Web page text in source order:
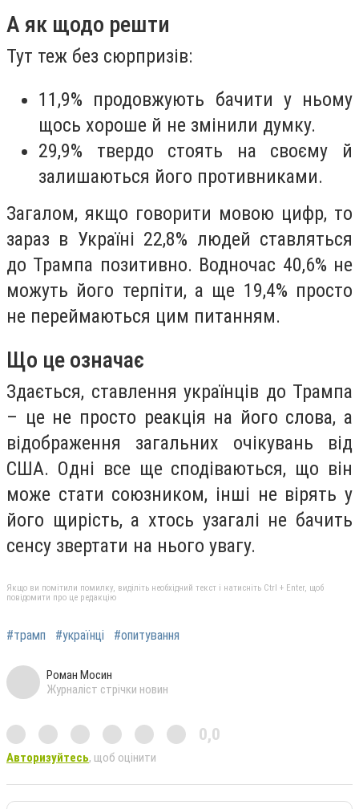
А як щодо решти
Тут теж без сюрпризів:
11,9% продовжують бачити у ньому
щось хороше й не змінили думку.
29,9% твердо стоять на своєму й
залишаються його противниками.
Загалом, якщо говорити мовою цифр, то
зараз в Україні 22,8% людей ставляться
до Трампа позитивно. Водночас 40,6% не
можуть його терпіти, а ще 19,4% просто
не переймаються цим питанням.
Що це означає
Здається, ставлення українців до Трампа
– це не просто реакція на його слова, а
відображення загальних очікувань від
США. Одні все ще сподіваються, що він
може стати союзником, інші не вірять у
його щирість, а хтось узагалі не бачить
сенсу звертати на нього увагу.
Якщо ви помітили помилку, виділіть необхідний текст і натисніть Ctrl + Enter, щоб
повідомити про це редакцію
#трамп #українці #опитування
Роман Мосин
Журналіст стрічки новин
0,0
Авторизуйтесь, щоб оцінити